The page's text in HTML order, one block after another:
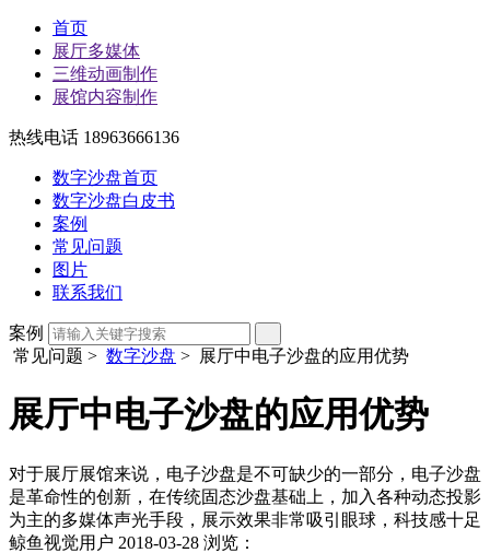
首页
展厅多媒体
三维动画制作
展馆内容制作
热线电话 18963666136
数字沙盘首页
数字沙盘白皮书
案例
常见问题
图片
联系我们
案例
常见问题 > 数字沙盘 > 展厅中电子沙盘的应用优势
展厅中电子沙盘的应用优势
对于展厅展馆来说，电子沙盘是不可缺少的一部分，电子沙盘
是革命性的创新，在传统固态沙盘基础上，加入各种动态投影
为主的多媒体声光手段，展示效果非常吸引眼球，科技感十足
鲸鱼视觉用户 2018-03-28 浏览：